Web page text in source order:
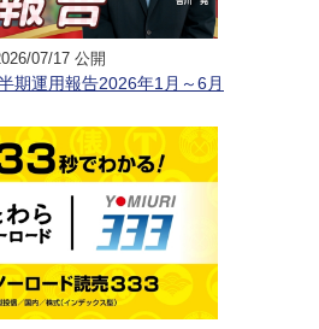
07/17 公開
期運用報告2026年1月～6月